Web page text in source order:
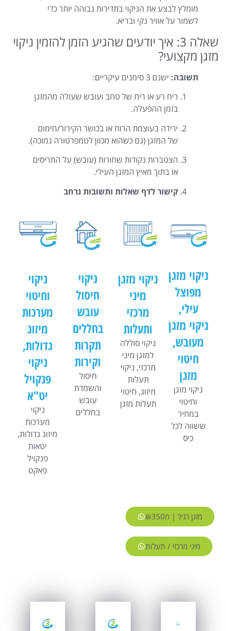
מומלץ לבצע את הניקוי בתדירות גבוהה יותר כדי
לשמור על אוויר נקי ובריא.
שאלה 3: איך יודעים שהגיע הזמן להזמין ניקוי
מזגן מקצועי?
תשובה: ישנם 3 סימנים עיקריים:
ריח רע או ריח של טחב ועובש שעולה מהמזגן
בזמן ההפעלה.
ירידה בעוצמת הרוח או בכושר הקירור/חימום
של המזגן (גם כשהוא מכוון לטמפרטורה נמוכה).
הצטברות נקודות שחורות (עובש) על התריסים
או בתוך מאיץ המזגן העילי.
קישור לדף שאלות ותשובות נרחב
ניקוי מזגן
מפוצל
עילי,
ניקוי מזגן
מעובש,
חיטוי
מזגן
ניקוי מזגן
וחיטוי
במחיר
ששווה לכל
כיס
ניקוי מזגן
מיני
מרכזי
ותעלות
ניקוי סוללה
למזגן מיני
מרכזי, ניקוי
תעלות
מיזוג, חיטוי
תעלות מזגן
ניקוי
חיסול
עובש
בחללים
תקרות
וקירות
חיסול
והשמדת
עובש
בחללים
ניקוי
וחיטוי
מערכות
מיזוג
גדולות​,
ניקוי
פנקויל
יט"א
ניקוי
מערכות
מיזוג גדולות​,
יטאות
פנקויל
פאקט
מזגן רגיל | מ₪350
מיני מרכזי / תעלות